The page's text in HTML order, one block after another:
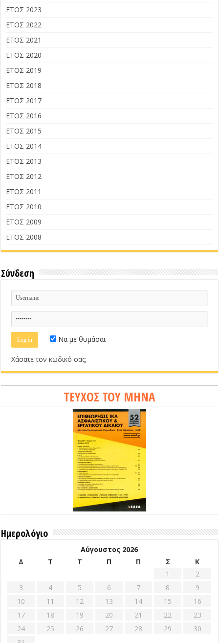
ΕΤΟΣ 2023
ΕΤΟΣ 2022
ΕΤΟΣ 2021
ΕΤΟΣ 2020
ΕΤΟΣ 2019
ΕΤΟΣ 2018
ΕΤΟΣ 2017
ΕΤΟΣ 2016
ΕΤΟΣ 2015
ΕΤΟΣ 2014
ΕΤΟΣ 2013
ΕΤΟΣ 2012
ΕΤΟΣ 2011
ΕΤΟΣ 2010
ΕΤΟΣ 2009
ΕΤΟΣ 2008
Σύνδεση
Να με θυμάσαι
Χάσατε τον κωδικό σας;
ΤΕΥΧΟΣ ΤΟΥ ΜΗΝΑ
Ημερολόγιο
Αύγουστος 2026
Δ
Τ Τ Π Π Σ
Κ
1
2
3
4 5 6 7 8
9
10
11 12 13 14 15
16
17
18 19 20 21 22
23
24
25 26 27 28 29
30